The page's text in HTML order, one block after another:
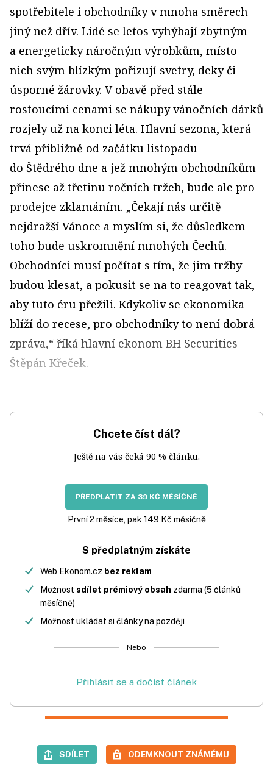
spotřebitele i obchodníky v mnoha směrech
jiný než dřív. Lidé se letos vyhýbají zbytným
a energeticky náročným výrobkům, místo
nich svým blízkým pořizují svetry, deky či
úsporné žárovky. V obavě před stále
rostoucími cenami se nákupy vánočních dárků
rozjely už na konci léta. Hlavní sezona, která
trvá přibližně od začátku listopadu
do Štědrého dne a jež mnohým obchodníkům
přinese až třetinu ročních tržeb, bude ale pro
prodejce zklamáním. „Čekají nás určitě
nejdražší Vánoce a myslím si, že důsledkem
toho bude uskromnění mnohých Čechů.
Obchod­níci musí počítat s tím, že jim tržby
budou klesat, a pokusit se na to reagovat tak,
aby tuto éru přežili. Kdykoliv se ekonomika
blíží do recese, pro obchodníky to není dobrá
zpráva,“ říká hlavní ekonom BH Securities
Štěpán Křeček.
Chcete číst dál?
Ještě na vás čeká 90 % článku.
PŘEDPLATIT ZA 39 KČ MĚSÍČNĚ
První 2 měsíce, pak 149 Kč měsíčně
S předplatným získáte
Web Ekonom.cz bez reklam
Možnost sdílet prémiový obsah zdarma (5 článků
měsíčně)
Možnost ukládat si články na později
Nebo
Přihlásit se a dočíst článek
SDÍLET ODEMKNOUT ZNÁMÉMU